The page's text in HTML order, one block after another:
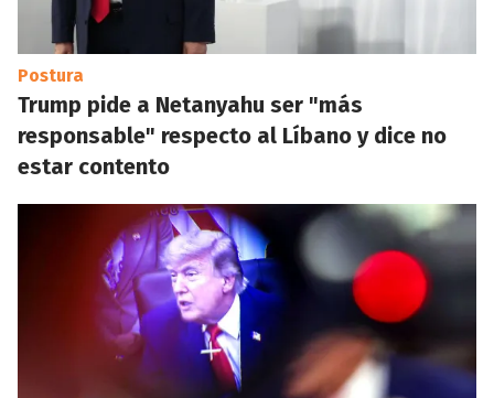
Postura
Trump pide a Netanyahu ser "más
responsable" respecto al Líbano y dice no
estar contento